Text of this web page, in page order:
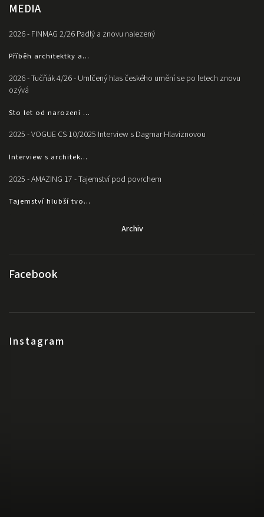
MEDIA
2026 - FINMAG 2/26 Padlý a znovu nalezený
Příběh architektky a...
2026 - Tučňák 4/26 - Umlčený hlas českého umění se po letech znovu
ozývá
Sto let od narození ...
2025 - VOGUE CS 10/2025 Interview s Dagmar Hlaviznovou
Interview s architek...
2025 - AMAZING 17 - Tajemství pod povrchem
Tajemství hlubší tvo...
Archiv
Facebook
Instagram